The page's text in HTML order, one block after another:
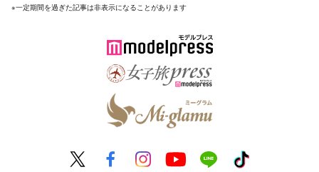
※一定期間を過ぎた記事は非表示になることがあります